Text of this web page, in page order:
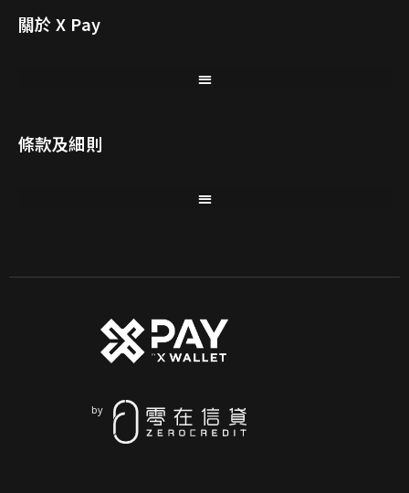
關於 X Pay
條款及細則